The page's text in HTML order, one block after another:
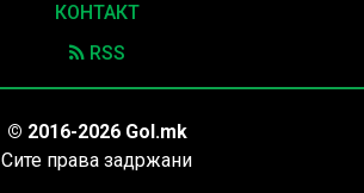
КОНТАКТ
RSS
© 2016-2026 Gol.mk
Сите права задржани